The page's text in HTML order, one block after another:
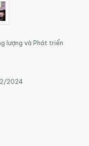
lượng và Phát triển
2024